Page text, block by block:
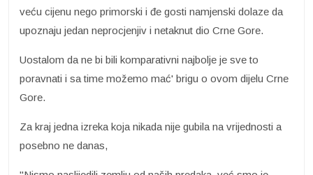
veću cijenu nego primorski i đe gosti namjenski dolaze da
upoznaju jedan neprocjenjiv i netaknut dio Crne Gore.
Uostalom da ne bi bili komparativni najbolje je sve to
poravnati i sa time možemo mać' brigu o ovom dijelu Crne
Gore.
Za kraj jedna izreka koja nikada nije gubila na vrijednosti a
posebno ne danas,